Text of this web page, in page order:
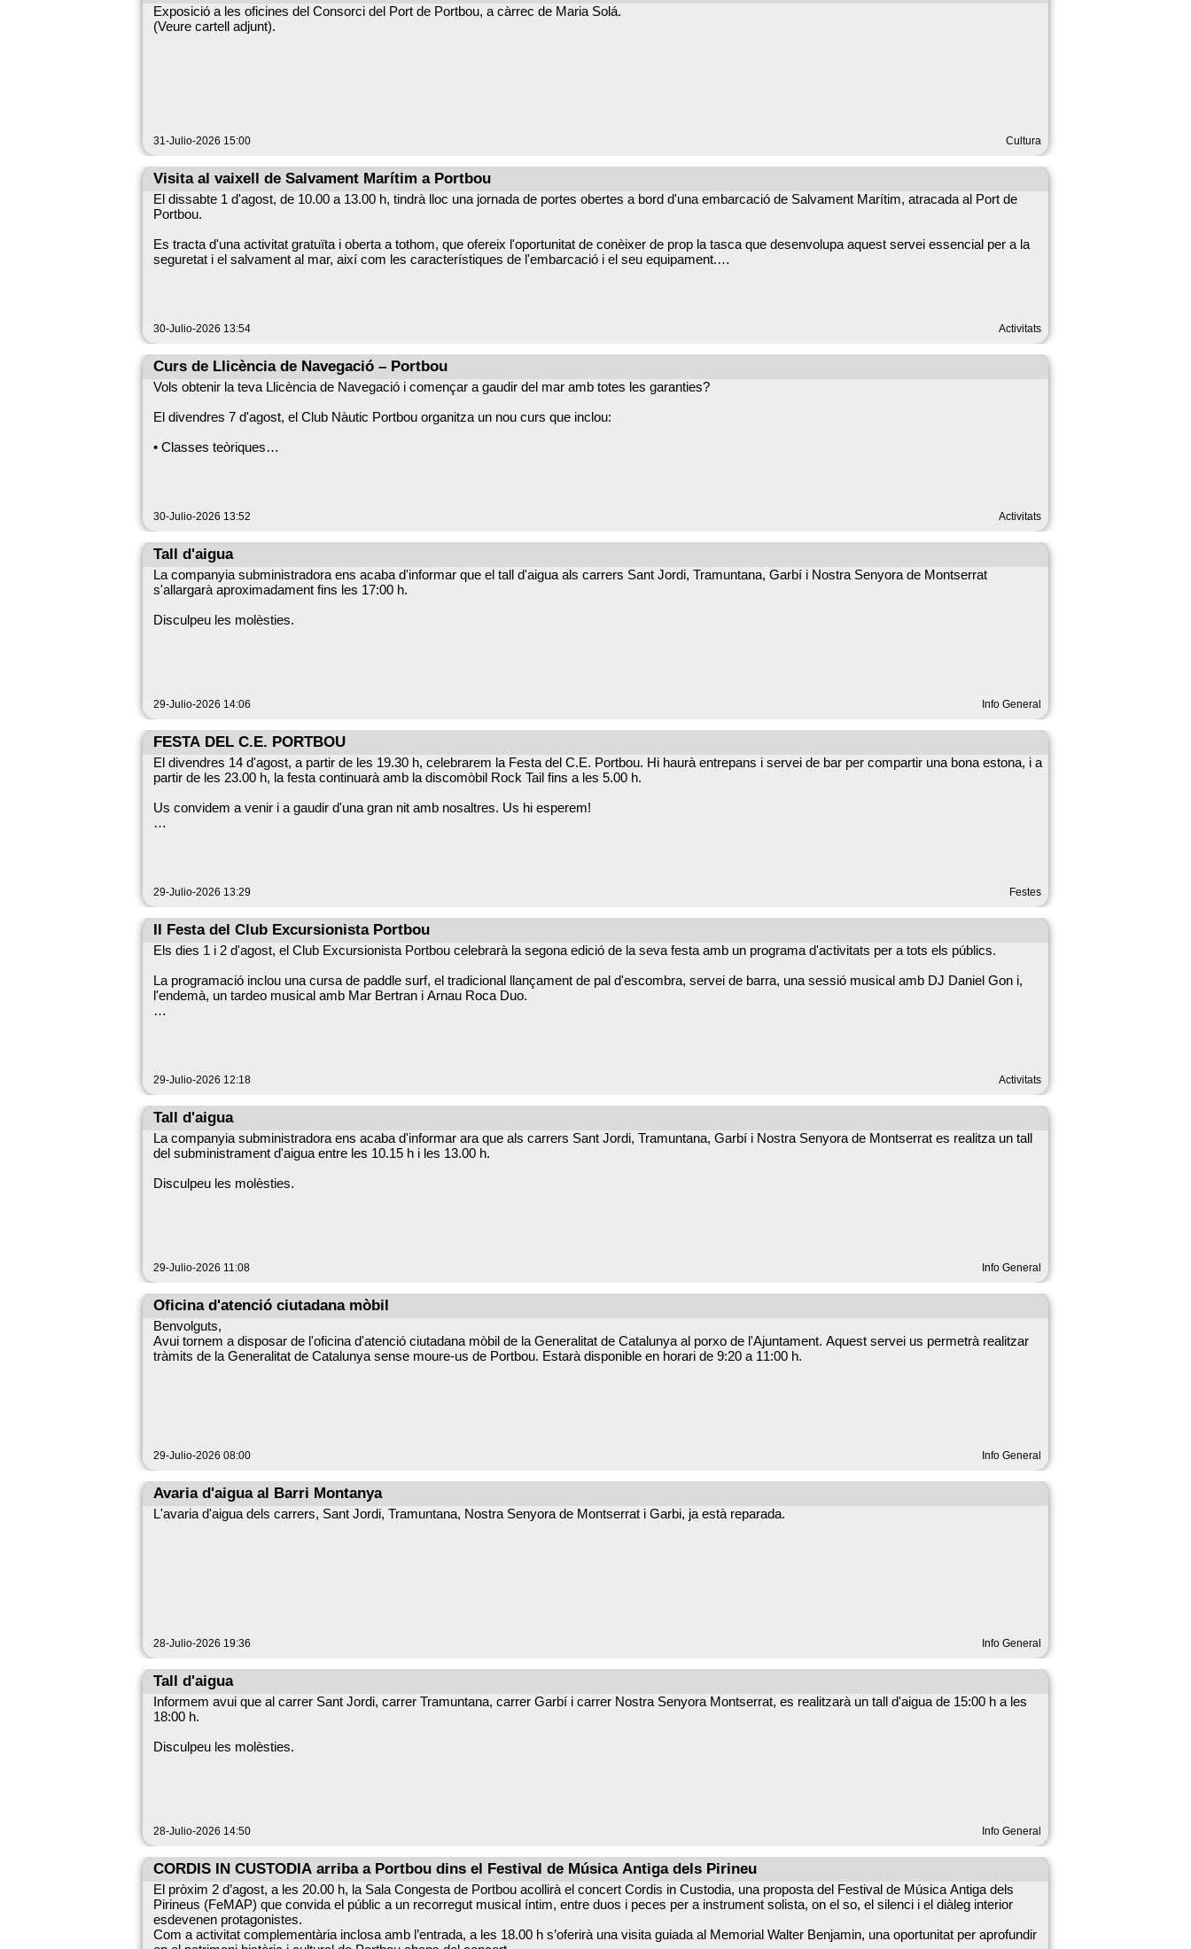
Us hi esperem!
Exposició a les oficines del Consorci del Port de Portbou, a càrrec de Maria Solá.
(Veure cartell adjunt).
31-Julio-2026 15:00 Cultura
Visita al vaixell de Salvament Marítim a Portbou
El dissabte 1 d'agost, de 10.00 a 13.00 h, tindrà lloc una jornada de portes obertes a bord d'una embarcació de Salvament Marítim, atracada al Port de
Portbou.
Es tracta d'una activitat gratuïta i oberta a tothom, que ofereix l'oportunitat de conèixer de prop la tasca que desenvolupa aquest servei essencial per a la
seguretat i el salvament al mar, així com les característiques de l'embarcació i el seu equipament.
Data: Dissabte 1 d'agost
Lloc: Port de Portbou
Activitat organitzada pel Club Nàutic Portbou, amb la col·laboració del Consorci Port de Portbou.
30-Julio-2026 13:54 Activitats
Curs de Llicència de Navegació – Portbou
Vols obtenir la teva Llicència de Navegació i començar a gaudir del mar amb totes les garanties?
El divendres 7 d'agost, el Club Nàutic Portbou organitza un nou curs que inclou:
• Classes teòriques
Edat mínima: 16 anys
Preu:
Socis: 210 € No socis: 240 €
Per a més informació i inscripcions:
📧 clubnauticportbou@gmail.com
📱 WhatsApp: +34 682 702 505
30-Julio-2026 13:52 Activitats
Tall d'aigua
La companyia subministradora ens acaba d'informar que el tall d'aigua als carrers Sant Jordi, Tramuntana, Garbí i Nostra Senyora de Montserrat
s'allargarà aproximadament fins les 17:00 h.
Disculpeu les molèsties.
29-Julio-2026 14:06 Info General
FESTA DEL C.E. PORTBOU
El divendres 14 d'agost, a partir de les 19.30 h, celebrarem la Festa del C.E. Portbou. Hi haurà entrepans i servei de bar per compartir una bona estona, i a
partir de les 23.00 h, la festa continuarà amb la discomòbil Rock Tail fins a les 5.00 h.
Us convidem a venir i a gaudir d'una gran nit amb nosaltres. Us hi esperem!
29-Julio-2026 13:29 Festes
II Festa del Club Excursionista Portbou
Els dies 1 i 2 d'agost, el Club Excursionista Portbou celebrarà la segona edició de la seva festa amb un programa d'activitats per a tots els públics.
La programació inclou una cursa de paddle surf, el tradicional llançament de pal d'escombra, servei de barra, una sessió musical amb DJ Daniel Gon i,
l'endemà, un tardeo musical amb Mar Bertran i Arnau Roca Duo.
Us hi esperem!
29-Julio-2026 12:18 Activitats
Tall d'aigua
La companyia subministradora ens acaba d'informar ara que als carrers Sant Jordi, Tramuntana, Garbí i Nostra Senyora de Montserrat es realitza un tall
del subministrament d'aigua entre les 10.15 h i les 13.00 h.
Disculpeu les molèsties.
29-Julio-2026 11:08 Info General
Oficina d'atenció ciutadana mòbil
Benvolguts,
Avui tornem a disposar de l'oficina d'atenció ciutadana mòbil de la Generalitat de Catalunya al porxo de l'Ajuntament. Aquest servei us permetrà realitzar
tràmits de la Generalitat de Catalunya sense moure-us de Portbou. Estarà disponible en horari de 9:20 a 11:00 h.
29-Julio-2026 08:00 Info General
Avaria d'aigua al Barri Montanya
L'avaria d'aigua dels carrers, Sant Jordi, Tramuntana, Nostra Senyora de Montserrat i Garbi, ja està reparada.
28-Julio-2026 19:36 Info General
Tall d'aigua
Informem avui que al carrer Sant Jordi, carrer Tramuntana, carrer Garbí i carrer Nostra Senyora Montserrat, es realitzarà un tall d'aigua de 15:00 h a les
18:00 h.
Disculpeu les molèsties.
28-Julio-2026 14:50 Info General
CORDIS IN CUSTODIA arriba a Portbou dins el Festival de Música Antiga dels Pirineu
El pròxim 2 d’agost, a les 20.00 h, la Sala Congesta de Portbou acollirà el concert Cordis in Custodia, una proposta del Festival de Música Antiga dels
Pirineus (FeMAP) que convida el públic a un recorregut musical íntim, entre duos i peces per a instrument solista, on el so, el silenci i el diàleg interior
esdevenen protagonistes.
Com a activitat complementària inclosa amb l’entrada, a les 18.00 h s’oferirà una visita guiada al Memorial Walter Benjamin, una oportunitat per aprofundir